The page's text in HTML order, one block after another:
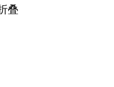
叠